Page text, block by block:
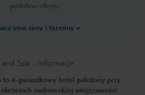
podobne oferty:
inne ceny i terminy »
Spa - informacje
to 4-gwiazdkowy hotel położony przy
nadmorskiej miejscowości